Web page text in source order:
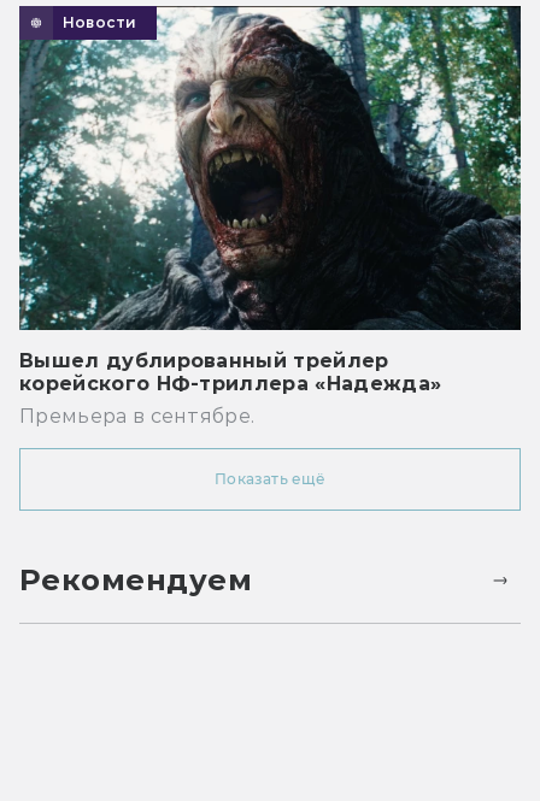
Новости
Вышел дублированный трейлер
корейского НФ-триллера «Надежда»
Премьера в сентябре.
Показать ещё
Рекомендуем